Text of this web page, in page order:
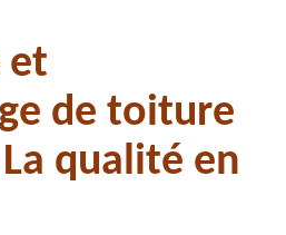
et
de toiture
qualité en